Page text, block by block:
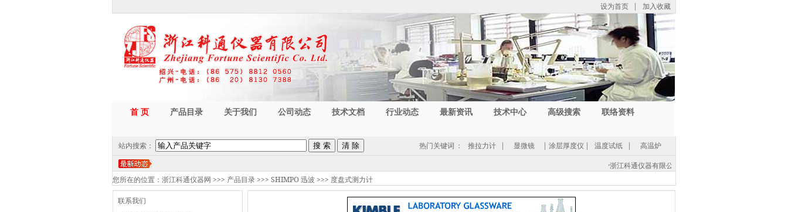
设为首页 | 加入收藏
首 页 产品目录 关于我们 公司动态 技术文档 行业动态 最新资讯 技术中心 高级搜索 联络资料
站内搜索： 热门关键词 ： 推拉力计 | 显微镜 | 涂层厚度仪 | 温度试纸 |
高温炉
浙江科通仪器有限公司(中国总部) -
您所在的位置： 浙江科通仪器网 >>> 产品目录 >>> SHIMPO 迅波 >>> 度盘式测力计
联系我们